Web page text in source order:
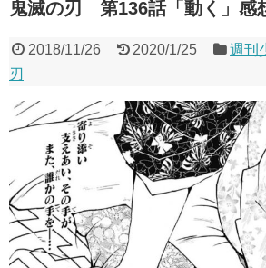
鬼滅の刃 第136話「動く」感
2018/11/26 2020/1/25 週刊
刃